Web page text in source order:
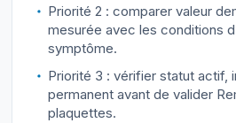
Priorité 2 : comparer valeur
mesurée avec les conditions
symptôme.
Priorité 3 : vérifier statut actif,
permanent avant de valider
plaquettes.